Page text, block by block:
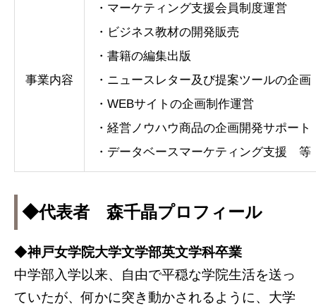
事業内容
・マーケティング支援会員制度運営
・ビジネス教材の開発販売
・書籍の編集出版
・ニュースレター及び提案ツールの企画
・WEBサイトの企画制作運営
・経営ノウハウ商品の企画開発サポート
・データベースマーケティング支援 等
◆代表者 森千晶プロフィール
◆神戸女学院大学文学部英文学科卒業
中学部入学以来、自由で平穏な学院生活を送っ
ていたが、何かに突き動かされるように、大学